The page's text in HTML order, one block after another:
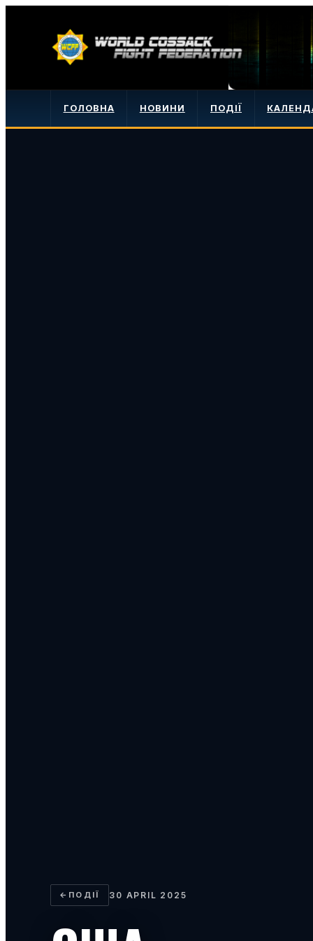
ГОЛОВНА НОВИНИ ПОДІЇ
← ПОДІЇ 30 APRIL 2025